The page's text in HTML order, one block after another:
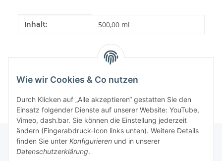
Wie wir Cookies & Co nutzen
Durch Klicken auf „Alle akzeptieren“ gestatten Sie den
Einsatz folgender Dienste auf unserer Website: YouTube,
Vimeo, dash.bar. Sie können die Einstellung jederzeit
ändern (Fingerabdruck-Icon links unten). Weitere Details
finden Sie unter Konfigurieren und in unserer
Datenschutzerklärung.
Produkteigenschaft
Wert
Inhalt: 500,00 ml